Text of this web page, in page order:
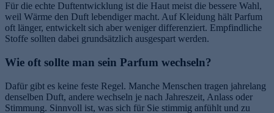
Für die echte Duftentwicklung ist die Haut meist die bessere Wahl,
weil Wärme den Duft lebendiger macht. Auf Kleidung hält Parfum
oft länger, entwickelt sich aber weniger differenziert. Empfindliche
Stoffe sollten dabei grundsätzlich ausgespart werden.
Wie oft sollte man sein Parfum wechseln?
Dafür gibt es keine feste Regel. Manche Menschen tragen jahrelang
denselben Duft, andere wechseln je nach Jahreszeit, Anlass oder
Stimmung. Sinnvoll ist, was sich für Sie stimmig anfühlt und zu